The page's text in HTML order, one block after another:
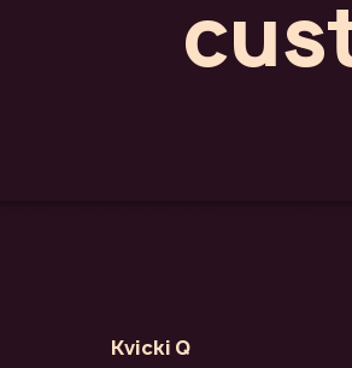
Kvicki Q